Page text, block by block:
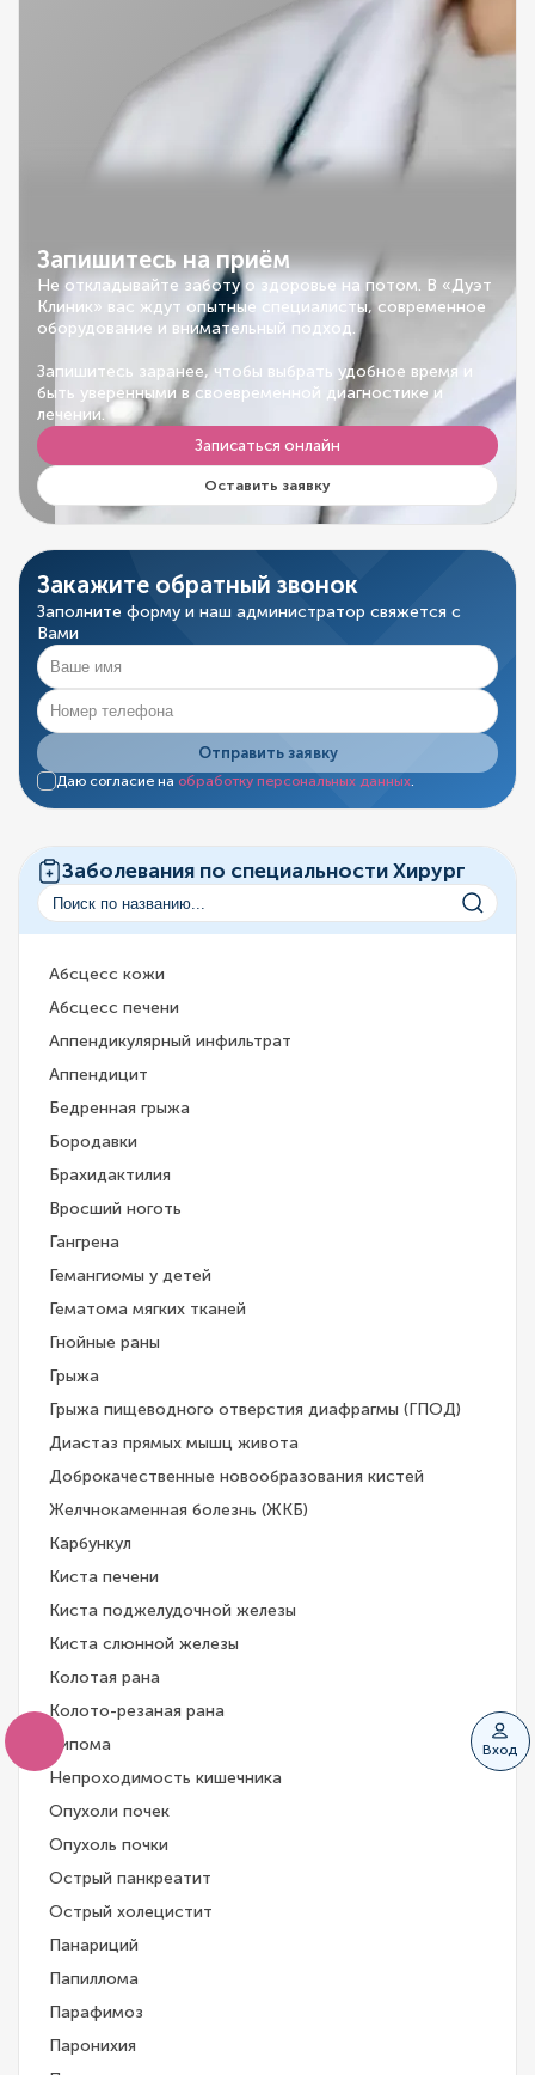
Вход
Запишитесь на приём
Не откладывайте заботу о здоровье на потом. В «Дуэт
Клиник» вас ждут опытные специалисты, современное
оборудование и внимательный подход.
Запишитесь заранее, чтобы выбрать удобное время и
быть уверенными в своевременной диагностике и
лечении.
Записаться онлайн
Оставить заявку
Закажите обратный звонок
Заполните форму и наш администратор свяжется с
Вами
Отправить заявку
Даю согласие на обработку персональных данных.
Заболевания по специальности Хирург
Абсцесс кожи
Абсцесс печени
Аппендикулярный инфильтрат
Аппендицит
Бедренная грыжа
Бородавки
Брахидактилия
Вросший ноготь
Гангрена
Гемангиомы у детей
Гематома мягких тканей
Гнойные раны
Грыжа
Грыжа пищеводного отверстия диафрагмы (ГПОД)
Диастаз прямых мышц живота
Доброкачественные новообразования кистей
Желчнокаменная болезнь (ЖКБ)
Карбункул
Киста печени
Киста поджелудочной железы
Киста слюнной железы
Колотая рана
Колото-резаная рана
Липома
Непроходимость кишечника
Опухоли почек
Опухоль почки
Острый панкреатит
Острый холецистит
Панариций
Папиллома
Парафимоз
Паронихия